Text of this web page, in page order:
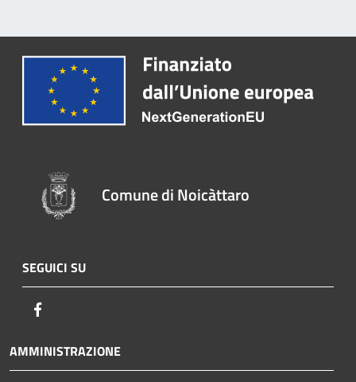
Comune di Noicàttaro
SEGUICI SU
AMMINISTRAZIONE